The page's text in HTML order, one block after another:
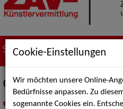
Suche nach Künstler*innen
Gabi Sch.
inMeine Merklistelegen
Cookie-Einstellungen
Wir möchten unsere Online-
Bedürfnisse anpassen. Zu
sogenannte Cookies ein.